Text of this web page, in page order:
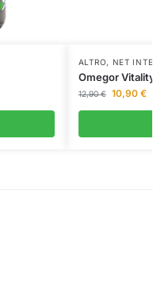
ALTRO, NET
Omegor
12,90€ 10,90 €